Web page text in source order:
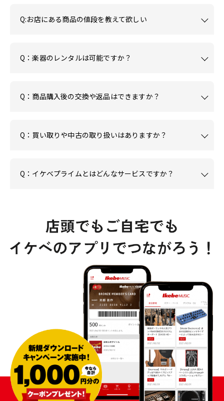
Q:お店にある商品の値段を教えて欲しい
Q：楽器のレンタルは可能ですか？
Q：商品購入後の交換や返品はできますか？
Q：買い取りや中古の取り扱いはありますか？
Q：イケベプライムとはどんなサービスですか？